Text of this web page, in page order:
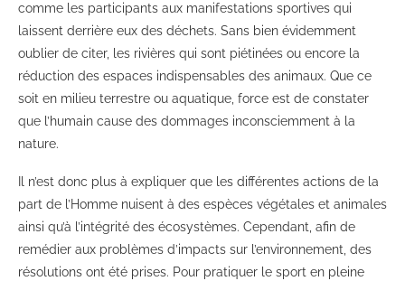
comme les participants aux manifestations sportives qui
laissent derrière eux des déchets. Sans bien évidemment
oublier de citer, les rivières qui sont piétinées ou encore la
réduction des espaces indispensables des animaux. Que ce
soit en milieu terrestre ou aquatique, force est de constater
que l’humain cause des dommages inconsciemment à la
nature.
Il n’est donc plus à expliquer que les différentes actions de la
part de l’Homme nuisent à des espèces végétales et animales
ainsi qu’à l’intégrité des écosystèmes. Cependant, afin de
remédier aux problèmes d’impacts sur l’environnement, des
résolutions ont été prises. Pour pratiquer le sport en pleine